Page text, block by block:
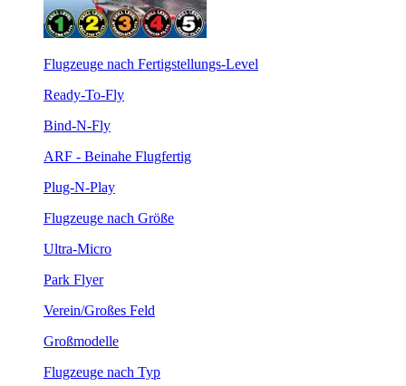
Flugzeuge nach Fertigstellungs-Level
Ready-To-Fly
Bind-N-Fly
ARF - Beinahe Flugfertig
Plug-N-Play
Flugzeuge nach Größe
Ultra-Micro
Park Flyer
Verein/Großes Feld
Großmodelle
Flugzeuge nach Typ